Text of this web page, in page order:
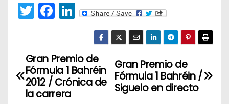
T
w
er
F
a
e
b
o
Li
e
dI
n
N
a
Gran Premio de
Fórmula 1 Bahréin /
Siguelo en directo
Gran Premio de
Fórmula 1 Bahréin
2012 / Crónica de
la carrera